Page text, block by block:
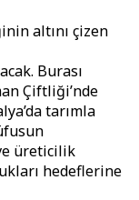
altını çizen
Burası
Çiftliği’nde
tarımla
üreticilik
hedeflerine